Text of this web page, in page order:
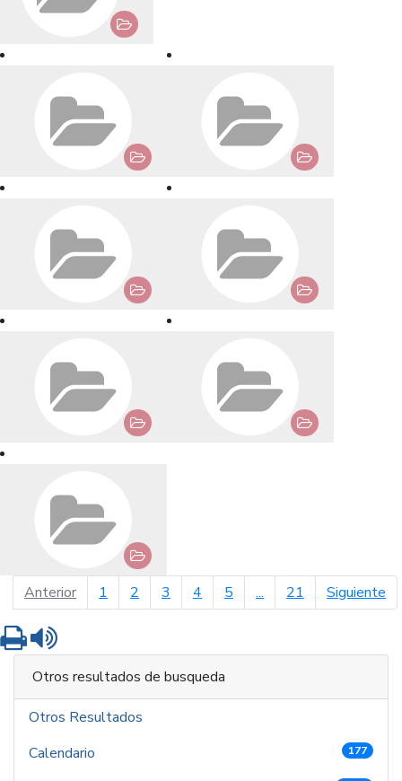
Anteriorpágina anterior
1 2 3 4 5 ... 21 Siguiente
Imprimir
Otros resultados de busqueda
Otros Resultados
Calendario
177